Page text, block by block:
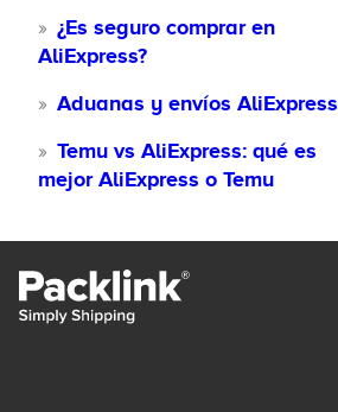
¿Es seguro comprar en
AliExpress?
Aduanas y envíos AliExpress
Temu vs AliExpress: qué es
mejor AliExpress o Temu